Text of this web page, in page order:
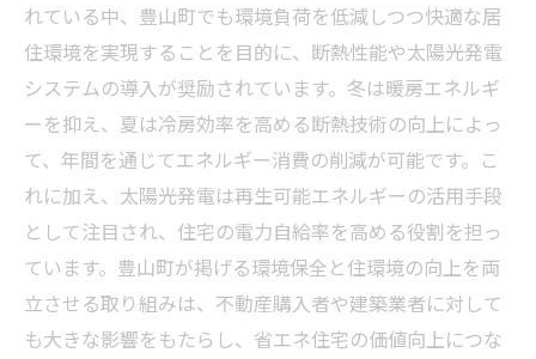
れている中、豊山町でも環境負荷を低減しつつ快適な居
住環境を実現することを目的に、断熱性能や太陽光発電
システムの導入が奨励されています。冬は暖房エネルギ
ーを抑え、夏は冷房効率を高める断熱技術の向上によっ
て、年間を通じてエネルギー消費の削減が可能です。こ
れに加え、太陽光発電は再生可能エネルギーの活用手段
として注目され、住宅の電力自給率を高める役割を担っ
ています。豊山町が掲げる環境保全と住環境の向上を両
立させる取り組みは、不動産購入者や建築業者に対して
も大きな影響をもたらし、省エネ住宅の価値向上につな